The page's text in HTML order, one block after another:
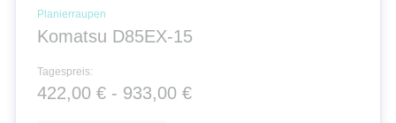
Planierraupen
Komatsu D85EX-15
Tagespreis:
422,00 € - 933,00 €